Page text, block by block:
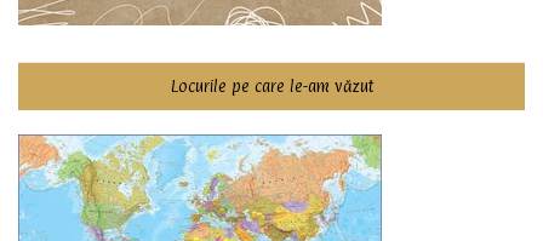
Locurile pe care le-am văzut